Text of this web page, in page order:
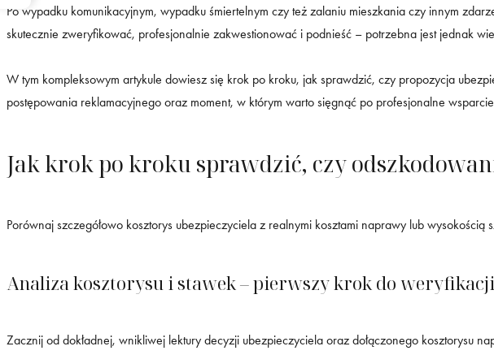
Po wypadku komunikacyjnym, wypadku śmiertelnym czy też zalaniu mieszkania czy innym
skutecznie zweryfikować, profesjonalnie zakwestionować i podnieść – potrzebna jest jednak
W tym kompleksowym artykule dowiesz się krok po kroku, jak sprawdzić, czy propozycja
postępowania reklamacyjnego oraz moment, w którym warto sięgnąć po profesjonalne
Jak krok po kroku sprawdzić, czy
Porównaj szczegółowo kosztorys ubezpieczyciela z realnymi kosztami naprawy lub
Analiza kosztorysu i stawek – pierwszy krok do weryfikacji
Zacznij od dokładnej, wnikliwej lektury decyzji ubezpieczyciela oraz dołączonego kosztorysu